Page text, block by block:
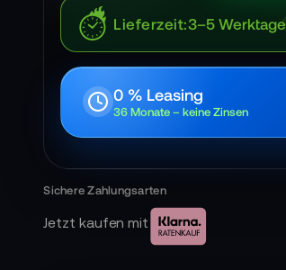
Lieferzeit 3–5 Werktage
0 % Leasing
36 Monate – keine Zinsen
Jetzt kaufen mit